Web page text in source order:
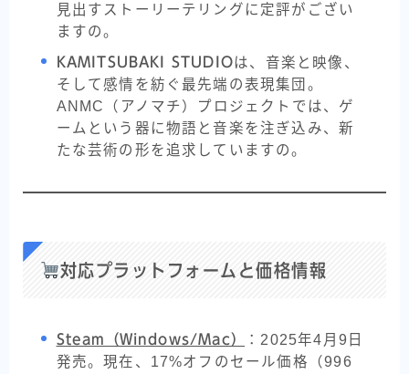
見出すストーリーテリングに定評がござい
ますの。
KAMITSUBAKI STUDIOは、音楽と映像、
そして感情を紡ぐ最先端の表現集団。
ANMC（アノマチ）プロジェクトでは、ゲ
ームという器に物語と音楽を注ぎ込み、新
たな芸術の形を追求していますの。
対応プラットフォームと価格情報
Steam（Windows/Mac）
：2025年4月9日
発売。現在、17%オフのセール価格（996